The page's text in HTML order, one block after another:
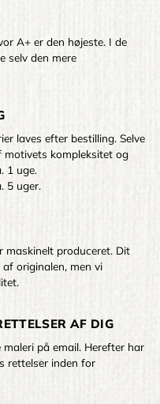
A+ er den højeste. I de
selv den mere
laves efter bestilling. Selve
kompleksitet og
1 uge.
5 uger.
maskinelt produceret. Dit
originalen, men vi
AF DIG
på email. Herefter har
rettelser inden for